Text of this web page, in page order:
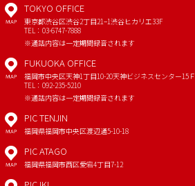
MAP
TOKYO OFFICE
東京都渋谷区渋谷2丁目21−1渋谷ヒカリエ33F
TEL：03-6747-7888
※通話内容は一定期間録音されます
MAP
FUKUOKA OFFICE
福岡市中央区天神1丁目10-20天神ビジネスセンター15Ｆ
TEL：092-235-5210
※通話内容は一定期間録音されます
MAP
PIC TENJIN
福岡県福岡市中央区渡辺通5-10-18
MAP
PIC ATAGO
福岡県福岡市西区愛宕4丁目7-12